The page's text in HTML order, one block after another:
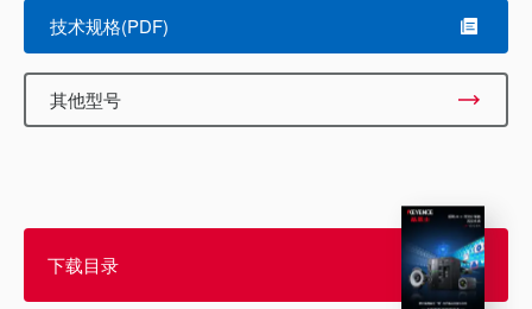
技术规格(PDF)
其他型号
下载目录